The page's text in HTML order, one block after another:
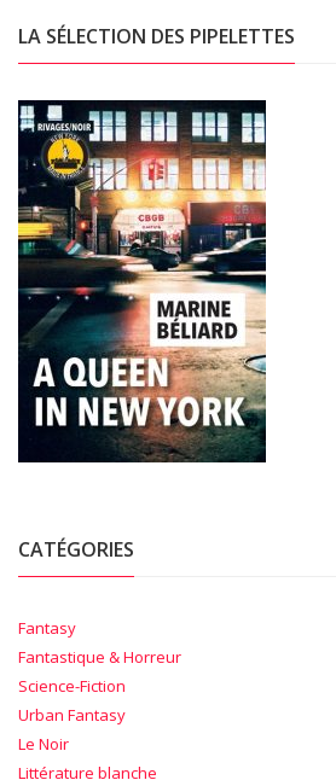
LA SÉLECTION DES PIPELETTES
CATÉGORIES
Fantasy
Fantastique & Horreur
Science-Fiction
Urban Fantasy
Le Noir
Littérature blanche